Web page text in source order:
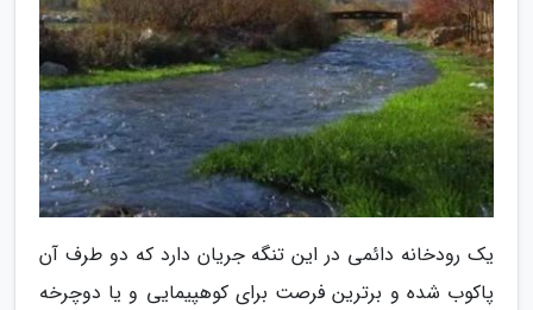
یک رودخانه دائمی در این تنگه جریان دارد که دو طرف آن
پاکوب شده و برترین فرصت برای کوهپیمایی و یا دوچرخه